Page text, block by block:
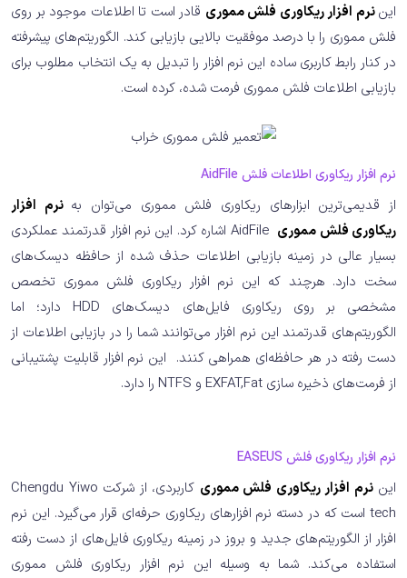
ایننرم افزار ریکاوری فلش مموری قادر است تا اطلاعات موجود بر روی
فلش مموری را با درصد موفقیت بالایی بازیابی کند. الگوریتم‌های پیشرفته
در کنار رابط کاربری ساده این نرم افزار را تبدیل به یک انتخاب مطلوب برای
بازیابی اطلاعات فلش مموری فرمت شده، کرده است.
نرم افزار ریکاوری اطلاعات فلش AidFile
از قدیمی‌ترین ابزار‌های ریکاوری فلش مموری می‌توان به نرم افزار
ریکاوری فلش مموری
AidFile اشاره کرد. این نرم افزار قدرتمند عملکردی
بسیار عالی در زمینه بازیابی اطلاعات حذف شده از حافظه دیسک‌های
سخت دارد. هرچند که این نرم افزار ریکاوری فلش مموری تخصص
مشخصی بر روی ریکاوری فایل‌های دیسک‌های HDD دارد؛ اما
الگوریتم‌های قدرتمند این نرم افزار می‌توانند شما را در بازیابی اطلاعات از
دست رفته در هر حافظه‌ای همراهی کنند. این نرم افزار قابلیت پشتیبانی
از فرمت‌های ذخیره سازی EXFAT,Fat و NTFS را دارد.
نرم افزار ریکاوری فلش EASEUS
ایننرم افزار ریکاوری فلش مموری
کاربردی، از شرکت Chengdu Yiwo
tech است که در دسته نرم افزارهای ریکاوری حرفه‌ای قرار می‌گیرد. این نرم
افزار از الگوریتم‌های جدید و بروز در زمینه ریکاوری فایل‌های از دست رفته
استفاده می‌کند. شما به وسیله این نرم افزار ریکاوری فلش مموری